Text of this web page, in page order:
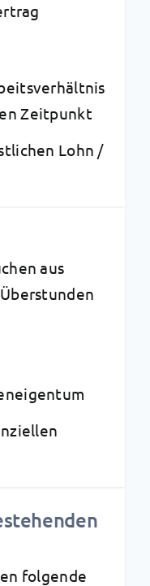
Zeitpunkt
Lohn /
aus
folgende